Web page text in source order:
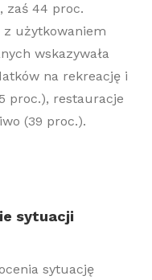
zaś 44 proc.
użytkowaniem
wskazywała
na rekreację i
proc.), restauracje
(39 proc.).
sytuacji
sytuację